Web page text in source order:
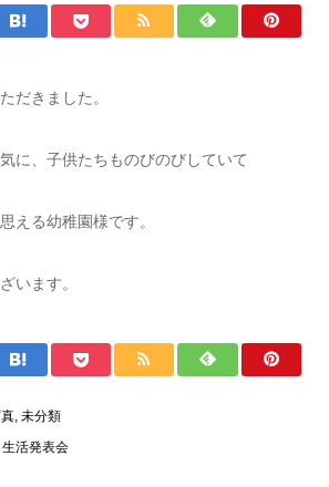
だきました。
に、子供たちものびのびしていて
える幼稚園様です。
います。
, 未分類
生活発表会